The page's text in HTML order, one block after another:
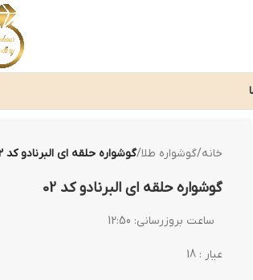
خانه/گوشواره طلا/گوشواره حلقه ای البرنادو کد 02
گوشواره حلقه ای البرنادو کد 02
ساعت بروزرسانی: 12:50
عیار : 18